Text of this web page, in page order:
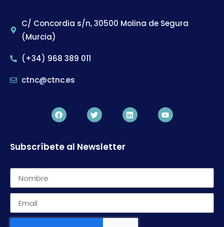
C/ Concordia s/n, 30500 Molina de Segura
(Murcia)
(+34) 968 389 011
ctnc@ctnc.es
Subscríbete al Newsletter